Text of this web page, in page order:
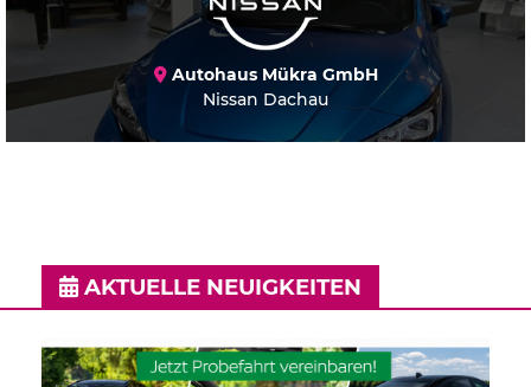
Autohaus Mükra GmbH
Nissan Dachau
AKTUELLE NEUIGKEITEN